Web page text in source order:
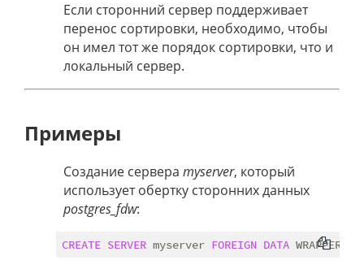
Если сторонний сервер поддерживает
перенос сортировки, необходимо, чтобы
он имел тот же порядок сортировки, что и
локальный сервер.
Примеры
Создание сервера myserver, который
использует обертку сторонних данных
postgres_fdw:
CREATE SERVER myserver FOREIGN DATA WRAPPER